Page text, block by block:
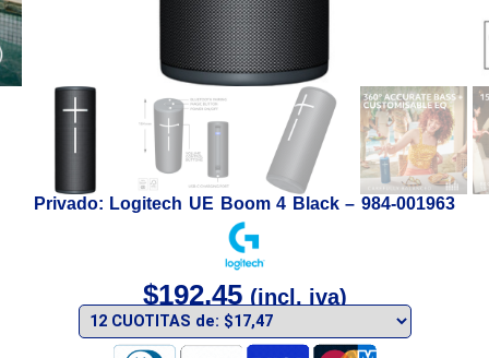
Privado: Logitech UE Boom 4 Black – 984-001963
$192,45 (incl. iva)